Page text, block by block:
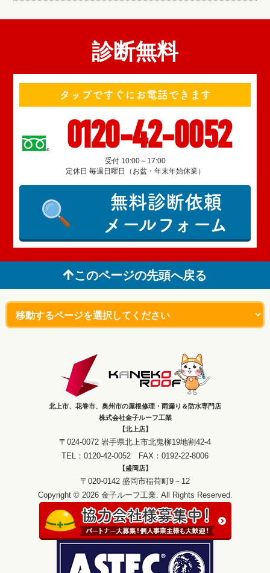
診断無料
タップですぐにお電話できます
0120-42-0052
受付 10:00～17:00
定休日 毎週日曜日（お盆・年末年始休業）
無料診断依頼
メールフォーム
このページの先頭へ戻る
北上市、花巻市、奥州市の屋根修理・雨漏り＆防水専門店
株式会社金子ルーフ工業
【北上店】
〒024-0072 岩手県北上市北鬼柳19地割42-4
TEL：0120-42-0052 FAX：0192-22-8006
【盛岡店】
〒020-0142 盛岡市稲荷町9－12
Copyright © 2026 金子ルーフ工業. All Rights Reserved.